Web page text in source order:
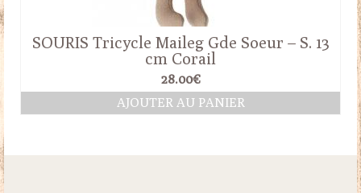
SOURIS Tricycle Maileg Gde Soeur – S. 13
cm Corail
28.00€
AJOUTER AU PANIER